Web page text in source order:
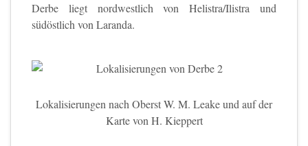
Derbe liegt nordwestlich von Helistra/Ilistra und
südöstlich von Laranda.
Lokalisierungen nach Oberst W. M. Leake und auf der
Karte von H. Kieppert